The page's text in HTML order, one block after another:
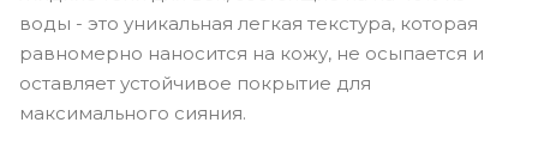
Vivid Smoky Quartz - эспрессо
Viviv Labradorite - угольно-чёрный
воды - это уникальная легкая текстура, которая
равномерно наносится на кожу, не осыпается и
оставляет устойчивое покрытие для
максимального сияния.